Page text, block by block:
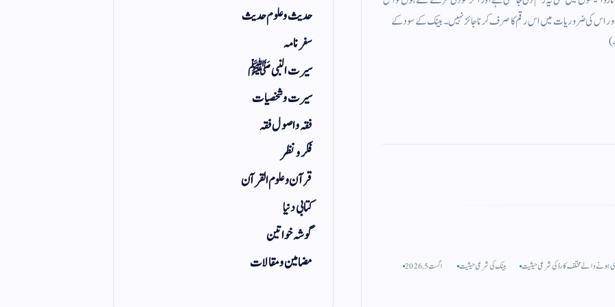
اور اس کی ضروریات میں اس رقم کا صرف کرنا جائز نہیں ۔ بینک کے سود کے
ہونے والے مختلف کارڈ کی شرعی حیثیت بینک کی شرعی حیثیت
اگست 5, 2026
حدیث و علوم حدیث
سفر نامہ
سیرت النبی ﷺ
سیرت و شخصیات
فقہ و اصول فقہ
فکر و نظر
قرآن و علوم القرآن
کتابی دنیا
گوشہ خواتین
مضامین و مقالات